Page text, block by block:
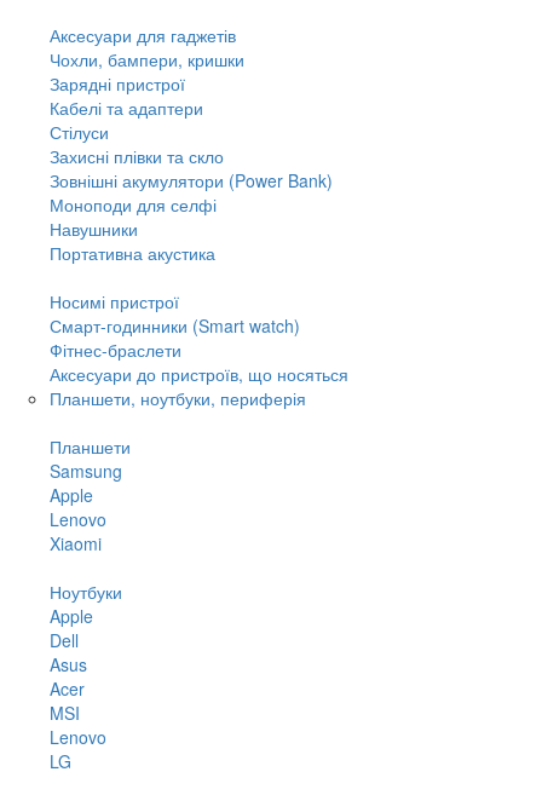
Аксесуари для гаджетів
Чохли, бампери, кришки
Зарядні пристрої
Кабелі та адаптери
Стілуси
Захисні плівки та скло
Зовнішні акумулятори (Power Bank)
Моноподи для селфі
Навушники
Портативна акустика
Носимі пристрої
Смарт-годинники (Smart watch)
Фітнес-браслети
Аксесуари до пристроїв, що носяться
Планшети, ноутбуки, периферія
Планшети
Samsung
Apple
Lenovo
Xiaomi
Ноутбуки
Apple
Dell
Asus
Acer
MSI
Lenovo
LG